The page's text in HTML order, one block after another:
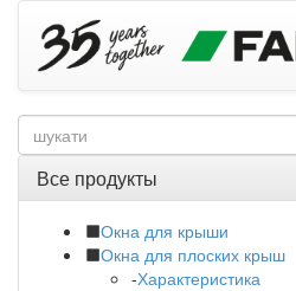
Все продукты
Окна для крыши
Окна для плоских крыш
-Характеристика